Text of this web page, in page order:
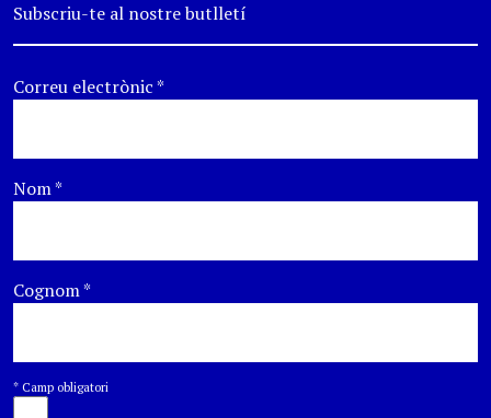
Subscriu-te al nostre butlletí
Correu electrònic*
Nom*
Cognom*
* Camp obligatori